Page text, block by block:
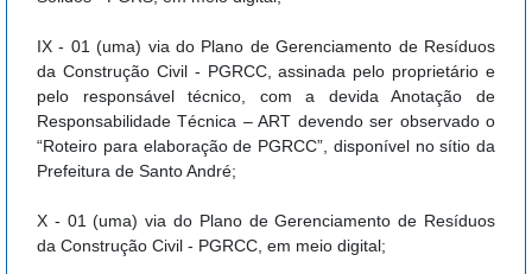
IX - 01 (uma) via do Plano de Gerenciamento de Resíduos
da Construção Civil - PGRCC, assinada pelo proprietário e
pelo responsável técnico, com a devida Anotação de
Responsabilidade Técnica – ART devendo ser observado o
“Roteiro para elaboração de PGRCC”, disponível no sítio da
Prefeitura de Santo André;
X - 01 (uma) via do Plano de Gerenciamento de Resíduos
da Construção Civil - PGRCC, em meio digital;